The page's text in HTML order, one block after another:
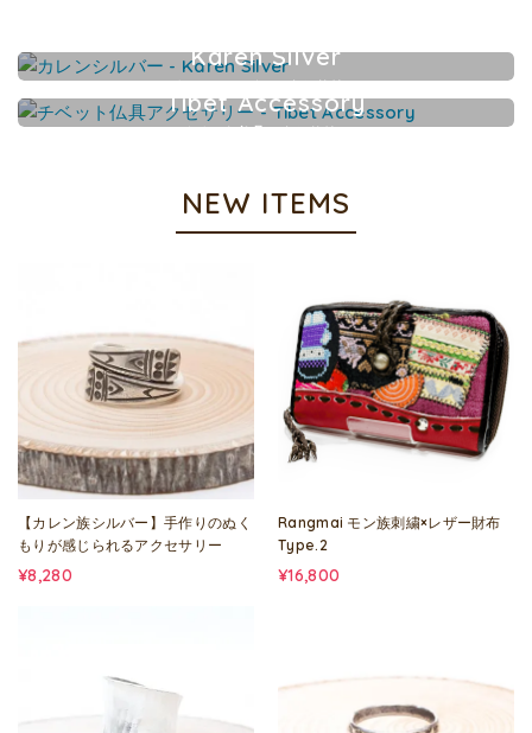
Karen Silver
カレンシルバーアクセサリー
Tibet Accessory
チベット仏具アクセサリー
NEW ITEMS
【カレン族シルバー】手作りのぬく
もりが感じられるアクセサリー
¥8,280
Rangmai モン族刺繍×レザー財布
Type.2
¥16,800